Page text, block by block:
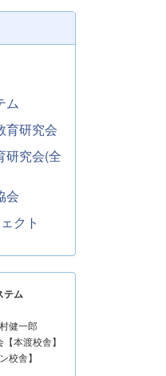
ム
育研究会
研究会(全
会
クト
テム
健一郎
本渡校舎】
舎】